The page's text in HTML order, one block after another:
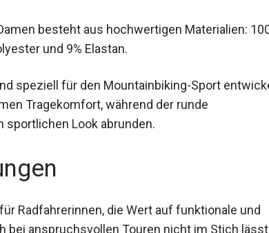
besteht aus hochwertigen Materialien:
Polyester und 9% Elastan.
speziell für den Mountainbiking-Sport
Tragekomfort, während der runde
Look abrunden.
Radfahrerinnen, die Wert auf funktionale und
bei anspruchsvollen Touren nicht im Stich lässt.